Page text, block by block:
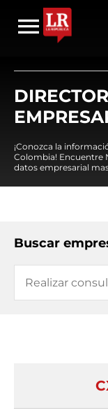
¡Conozca la
Colombia! Encuentre
datos empresarial
Buscar